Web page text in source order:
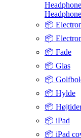
📦
📦
📦 Fade
📦 Glas
📦
📦 Hylde
📦
📦 iPad
📦 iPad